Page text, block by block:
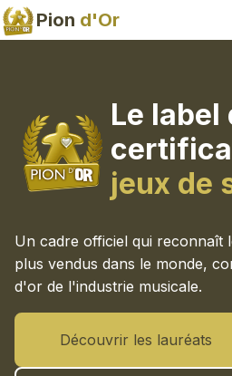
Pion d'Or
Le label
jeux de
Un cadre officiel qui reconnaît
plus vendus dans le monde,
d'or de l'industrie musicale.
Découvrir les lauréats